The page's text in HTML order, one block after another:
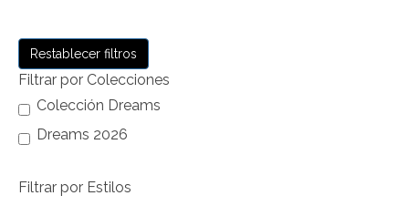
Restablecer filtros
Filtrar por Colecciones
Colección Dreams
Dreams 2026
Filtrar por Estilos